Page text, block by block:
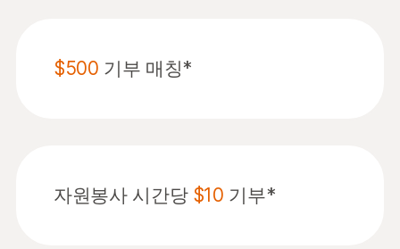
$500 기부 매칭*
자원봉사 시간당 $10 기부*